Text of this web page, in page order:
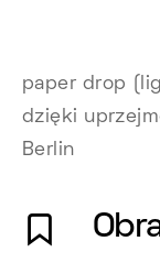
paper drop
dzięki
Berlin